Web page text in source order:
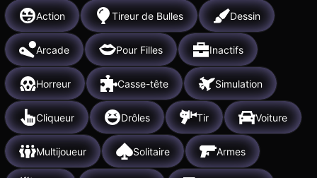
Action Tireur de Bulles Dessin
Arcade Pour Filles Inactifs
Horreur Casse-tête Simulation
Cliqueur Drôles Tir Voiture
Multijoueur Solitaire Armes